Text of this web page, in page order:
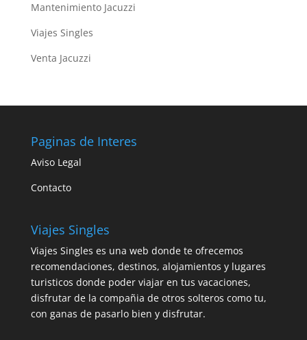
Mantenimiento Jacuzzi
Viajes Singles
Venta Jacuzzi
Paginas de Interes
Aviso Legal
Contacto
Viajes Singles
Viajes Singles es una web donde te ofrecemos
recomendaciones, destinos, alojamientos y lugares
turisticos donde poder viajar en tus vacaciones,
disfrutar de la compañia de otros solteros como tu,
con ganas de pasarlo bien y disfrutar.